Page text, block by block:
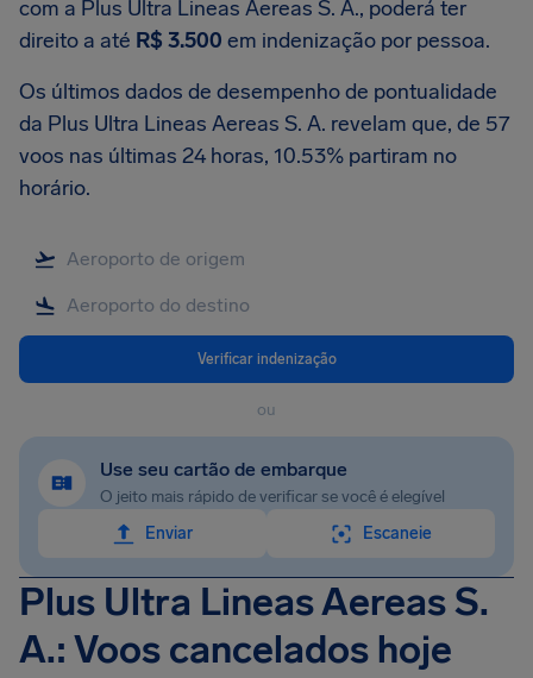
com a Plus Ultra Lineas Aereas S. A., poderá ter
direito a até R$ 3.500 em indenização por pessoa.
Os últimos dados de desempenho de pontualidade
da Plus Ultra Lineas Aereas S. A. revelam que, de 57
voos nas últimas 24 horas, 10.53% partiram no
horário.
Verificar indenização
ou
Use seu cartão de embarque
O jeito mais rápido de verificar se você é elegível
Enviar
Escaneie
Plus Ultra Lineas Aereas S.
A.: Voos cancelados hoje